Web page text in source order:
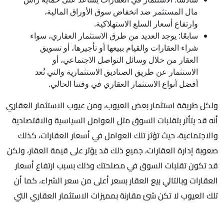
مال المستثمر ضد انخفاض سوق الأوراق المالية،
وارتفاع أسعار السلع الاستهلاكية.
سابعًا: يوجد العديد من طرق الاستثمار العقاري، سواء
شراء العقارات والقيام ببيعها أو تأجيرها، أو تسويق
العقار من خلال وسائل التواصل الاجتماعي، أو
الاستثمار عن طريق الصناديق الاستثمارية والتي تُعد
أفضل أنواع الاستثمار العقاري في وقتنا الحالي.
ولكل طريقة استثمار بعض العيوب، ومن عيوب الاستثمار العقاري
أنه قد يتأثر بتقلبات السوق مثل العوامل السياسية والاقتصادية
والاجتماعية، حيث تؤثر تلك العوامل في أسعار العقارات، كذلك
صعوبة إدارة العقارات، جميع ذلك قد يؤثر على قيمة العقار، ولكن
قد تكون تقلبات السوق في مصلحتك وذلك بسبب ارتفاع أسعار
العقارات وبالتالي بيع العقار بسعر أعلى من سعر الشراء، كما أن
تلك العيوب لا تكن شئ مقارنة بمميزات الاستثمار العقاري التي